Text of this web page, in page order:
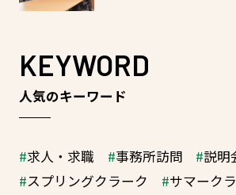
KEYWORD
人気のキーワード
求人・求職 事務所訪問
説明
スプリングクラーク
サマーク